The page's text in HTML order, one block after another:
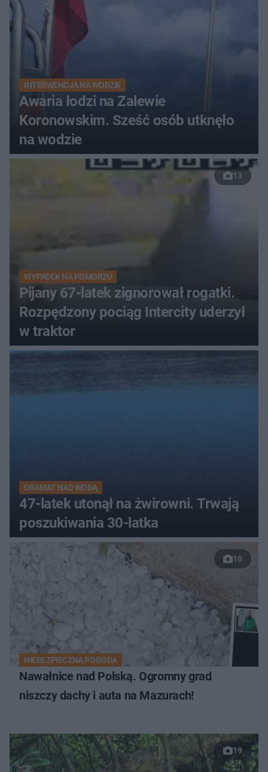
INTERWENCJA NA WODZIE
Awaria łodzi na Zalewie
Koronowskim. Sześć osób utknęło
na wodzie
13
WYPADEK NA POMORZU
Pijany 67-latek zignorował rogatki.
Rozpędzony pociąg Intercity uderzył
w traktor
DRAMAT NAD WODĄ
47-latek utonął na żwirowni. Trwają
poszukiwania 30-latka
10
NIEBEZPIECZNA POGODA
Nawałnice nad Polską. Ogromny grad
niszczy dachy i auta na Mazurach!
19